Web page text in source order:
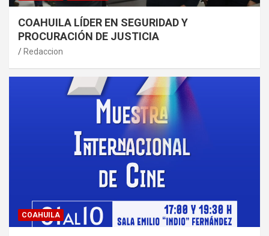
COAHUILA LÍDER EN SEGURIDAD Y
PROCURACIÓN DE JUSTICIA
Redaccion
COAHUILA